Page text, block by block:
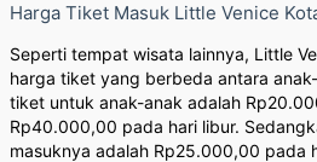
Harga Tiket Masuk Little Venice
Seperti tempat wisata lainnya, Little
harga tiket yang berbeda antara
tiket untuk anak-anak adalah
Rp40.000,00 pada hari libur.
masuknya adalah Rp25.000,00 pada